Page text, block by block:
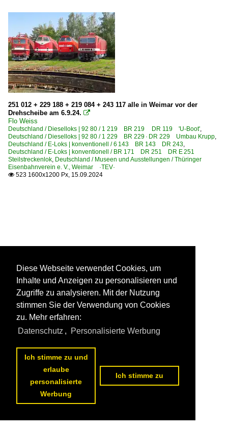
251 012 + 229 188 + 219 084 + 243 117 alle in Weimar vor der
Drehscheibe am 6.9.24. 
Flo Weiss
Deutschland / Dieselloks | 92 80 / 1 219 BR 219 DR 119 'U-Boot',
Deutschland / Dieselloks | 92 80 / 1 229 BR 229 · DR 229 Umbau Krupp,
Deutschland / E-Loks | konventionell / 6 143 BR 143 DR 243,
Deutschland / E-Loks | konventionell / BR 171 DR 251 DR E 251
Steilstreckenlok, Deutschland / Museen und Ausstellungen / Thüringer
Eisenbahnverein e. V., Weimar ·TEV·
 523 1600x1200 Px, 15.09.2024
Diese Webseite verwendet Cookies, um
Inhalte und Anzeigen zu personalisieren und
Zugriffe zu analysieren. Mit der Nutzung
stimmen Sie der Verwendung von Cookies
zu. Mehr erfahren:
Datenschutz , Personalisierte Werbung
Ich stimme zu und
erlaube
personalisierte
Werbung
Ich stimme zu